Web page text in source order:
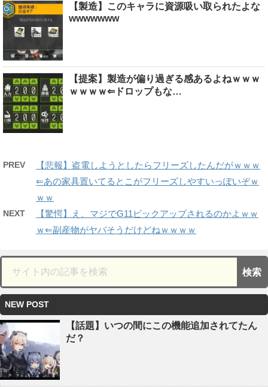
【製造】このキャラに資源吸い取られたよな
wwwwwww
【提案】製造が偏り過ぎる感あるよねｗｗｗ
ｗｗｗｗ⇐ドロップもな…
PREV
【悲報】盗電しようとしたらフリーズしたんだがｗｗｗ
⇐あの家具置いてるとこがフリーズしやすいっぽいぞｗ
ｗｗ
NEXT
【驚愕】え、マジでG11ピックアップされるのかよｗｗ
ｗ⇐副産物がヤバそうだけどねｗｗｗｗ
NEW POST
【話題】いつの間にこの機能追加されてたん
だ？